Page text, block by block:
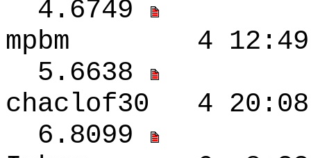
4.6749
mpbm 4 12:49
5.6638
chaclof30 4
6.8099